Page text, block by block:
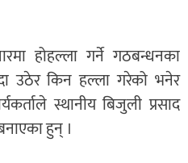
होहल्ला गर्ने गठबन्धनका
उठेर किन हल्ला गरेको भनेर
स्थानीय बिजुली प्रसाद
हुन् ।